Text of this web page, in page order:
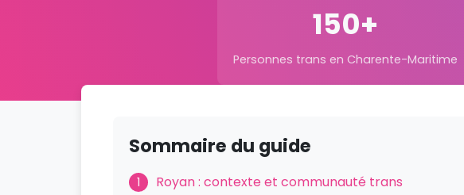
150+
Personnes trans en Charente-Maritime
Sommaire du guide
1 Royan : contexte et communauté trans